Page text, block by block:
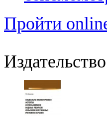
Пройти